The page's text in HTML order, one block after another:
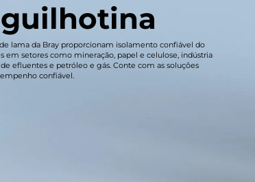
lama da Bray proporcionam isolamento confiável do
em setores como mineração, papel e celulose, indústria
efluentes e petróleo e gás. Conte com as soluções
confiável.